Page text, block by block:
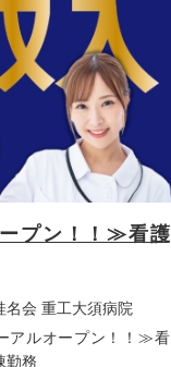
プン！！≫看護
名会 重工大須病院
アルオープン！！≫看
勤務